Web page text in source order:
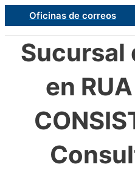
al
contenido
Oficinas de correos
Sucursal
en